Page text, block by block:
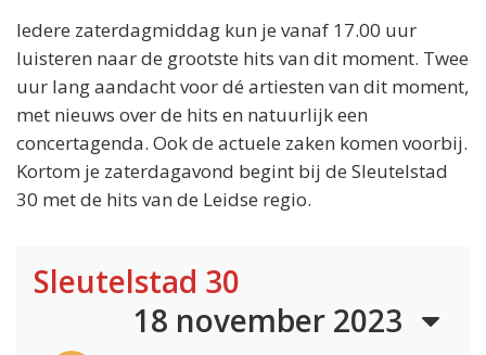
Iedere zaterdagmiddag kun je vanaf 17.00 uur
luisteren naar de grootste hits van dit moment. Twee
uur lang aandacht voor dé artiesten van dit moment,
met nieuws over de hits en natuurlijk een
concertagenda. Ook de actuele zaken komen voorbij.
Kortom je zaterdagavond begint bij de Sleutelstad
30 met de hits van de Leidse regio.
Sleutelstad 30
18 november 2023